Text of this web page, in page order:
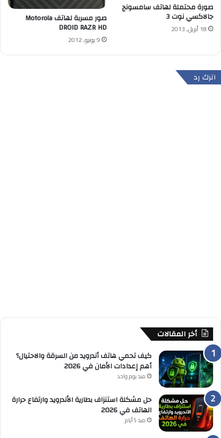
صورة محتملة لهاتف سامسونج
جالاكسي نوت 3
18 أبريل, 2013
صور مسربة لهاتف Motorola
DROID RAZR HD
9 يونيو, 2012
اترك رد
أخر المقالات
كيف تحمي هاتف أندرويد من السرقة والاحتيال؟
أهم إعدادات الأمان في 2026
منذ يوم واحد
حل مشكلة استنزاف بطارية الأندرويد وارتفاع حرارة
الهاتف في 2026
منذ 5 أيام